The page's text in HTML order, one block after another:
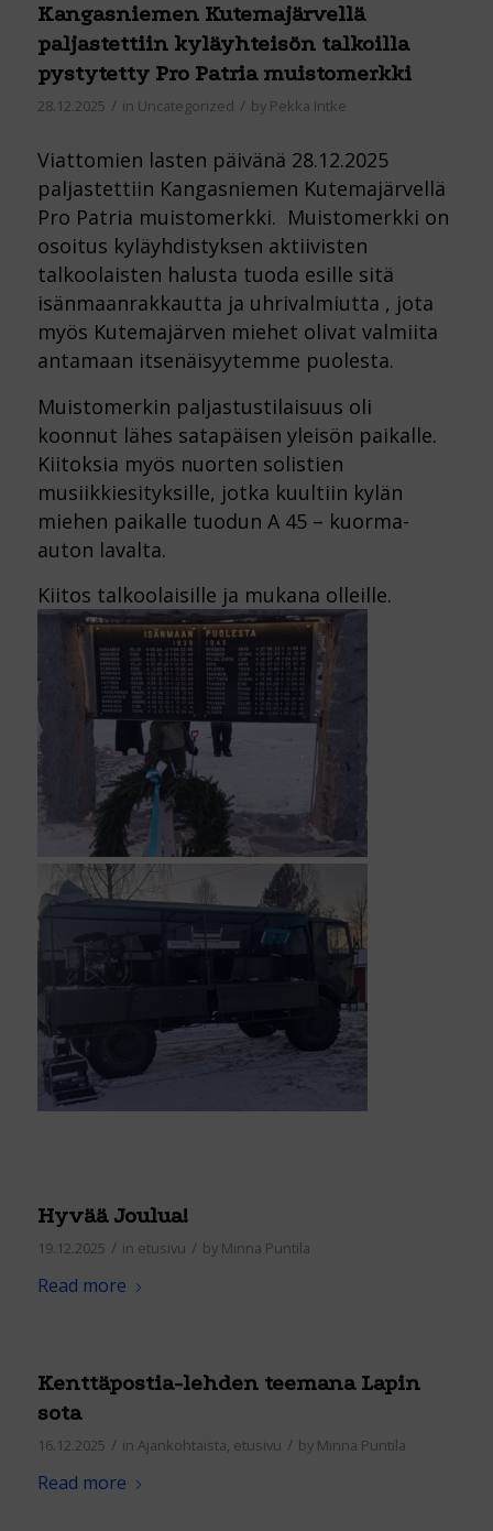
Kangasniemen Kutemajärvellä
paljastettiin kyläyhteisön talkoilla
pystytetty Pro Patria muistomerkki
28.12.2025 / in Uncategorized / by Pekka Intke
Viattomien lasten päivänä 28.12.2025
paljastettiin Kangasniemen Kutemajärvellä
Pro Patria muistomerkki. Muistomerkki on
osoitus kyläyhdistyksen aktiivisten
talkoolaisten halusta tuoda esille sitä
isänmaanrakkautta ja uhrivalmiutta , jota
myös Kutemajärven miehet olivat valmiita
antamaan itsenäisyytemme puolesta.
Muistomerkin paljastustilaisuus oli
koonnut lähes satapäisen yleisön paikalle.
Kiitoksia myös nuorten solistien
musiikkiesityksille, jotka kuultiin kylän
miehen paikalle tuodun A 45 – kuorma-
auton lavalta.
Kiitos talkoolaisille ja mukana olleille.
Hyvää Joulua!
19.12.2025 / in etusivu / by Minna Puntila
Read more
Kenttäpostia-lehden teemana Lapin
sota
16.12.2025 / in Ajankohtaista, etusivu / by Minna Puntila
Read more